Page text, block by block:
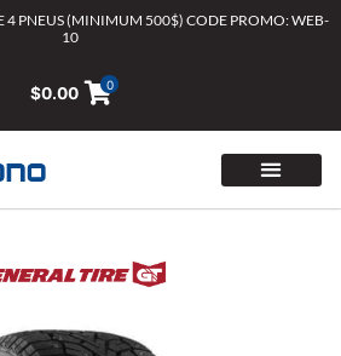
4 PNEUS (MINIMUM 500$) CODE PROMO: WEB-
10
$0.00 0